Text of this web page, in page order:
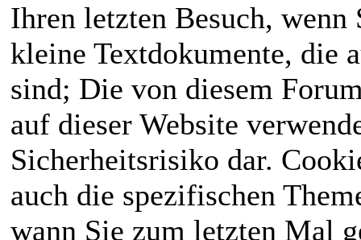
Ihren letzten Besuch,
kleine Textdokumente, die
sind; Die von diesem
auf dieser Website
Sicherheitsrisiko dar.
auch die spezifischen
wann Sie zum letzten Mal